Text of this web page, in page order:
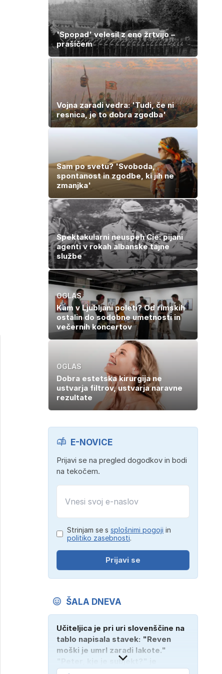
'Spopad' velesil z eno žrtvijo –
prašičem
Vojna zaradi vedra: 'Tudi, če ni
resnica, je to dobra zgodba'
Sam po svetu? 'Svoboda,
spontanost in zgodbe, ki jih ne
zmanjka'
Spektakularni neuspeh Cie: pijani
agenti v rokah albanske tajne
službe
OGLAS
Kam v Ljubljani poleti? Od rimskih
ostalin do sodobne umetnosti in
večernih koncertov
OGLAS
Dobra estetska kirurgija ne
ustvarja filtrov, ustvarja naravne
rezultate
E-NOVICE
Prijavi se na pregled dogodkov in bodi
na tekočem.
Strinjam se s splošnimi pogoji in
politiko zasebnosti.
Prijavi se
ŠALA DNEVA
Učiteljica je pri uri slovenščine na
tablo napisala stavek: "Reven
moški je umrl zaradi lakote."
"Peter, kje je subjekt?" je